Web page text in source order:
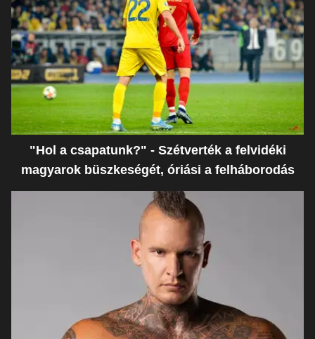
"Hol a csapatunk?" - Szétverték a felvidéki
magyarok büszkeségét, óriási a felháborodás